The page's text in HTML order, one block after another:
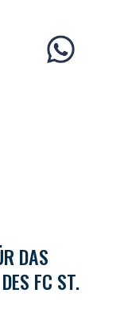
DAS
FC ST.